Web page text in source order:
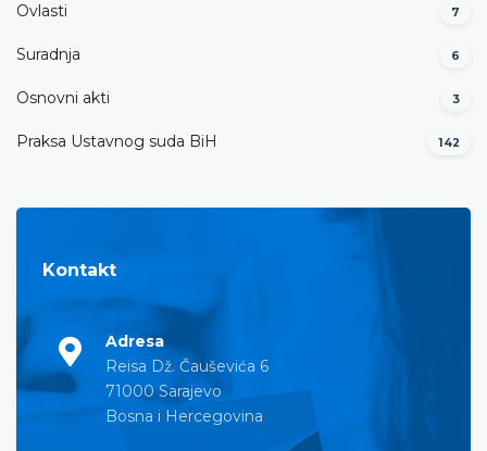
Ovlasti 7
Suradnja 6
Osnovni akti 3
Praksa Ustavnog suda BiH 142
Kontakt
Adresa
Reisa Dž. Čauševića 6
71000 Sarajevo
Bosna i Hercegovina